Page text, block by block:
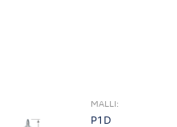
MALLI:
P1D